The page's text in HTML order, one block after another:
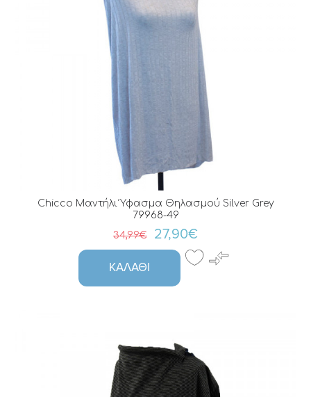
Chicco Μαντήλι Ύφασμα Θηλασμού Silver Grey
79968-49
34,99€
27,90€
ΚΑΛΆΘΙ